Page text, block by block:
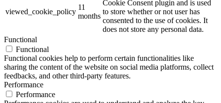
viewed_cookie_policy
11
months
Cookie Consent plugin and is used
to store whether or not user has
consented to the use of cookies. It
does not store any personal data.
Functional
Functional
Functional cookies help to perform certain functionalities like
sharing the content of the website on social media platforms, collect
feedbacks, and other third-party features.
Performance
Performance